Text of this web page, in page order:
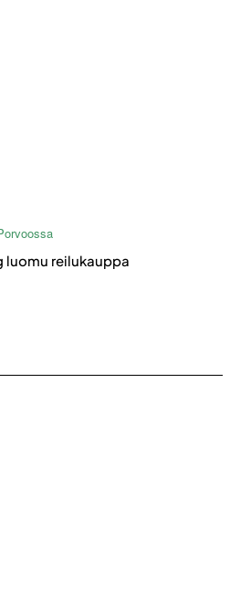
reilukauppa